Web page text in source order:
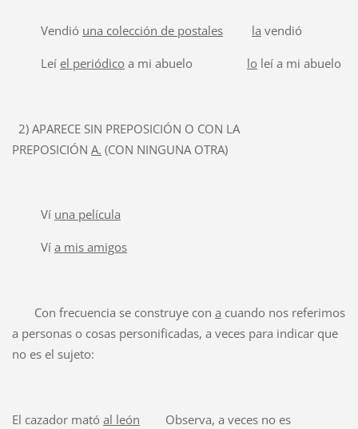
Vendió una colección de postales la vendió
Leí el periódicoa mi abuelo loleí a mi abuelo
2) APARECE SIN PREPOSICIÓN O CON LA
PREPOSICIÓN A. (CON NINGUNA OTRA)
Ví una película
Ví a mis amigos
Con frecuencia se construye con a cuando nos referimos
a personas o cosas personificadas, a veces para indicar que
no es el sujeto:
El cazador mató al león Observa, a veces no es